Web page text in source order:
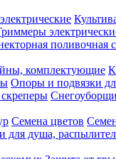
поливочная
комплектующие
Опоры и подвязки
Семена цветов
для душа,